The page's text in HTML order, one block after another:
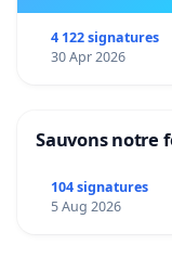
4 122 signatures
30 Apr 2026
Sauvons notre
104 signatures
5 Aug 2026